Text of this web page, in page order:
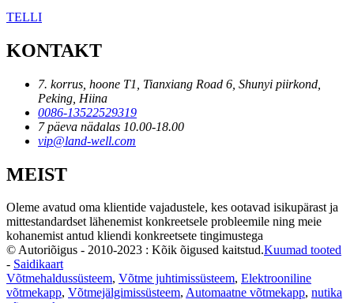
TELLI
KONTAKT
7. korrus, hoone T1, Tianxiang Road 6, Shunyi piirkond,
Peking, Hiina
0086-13522529319
7 päeva nädalas 10.00-18.00
vip@land-well.com
MEIST
Oleme avatud oma klientide vajadustele, kes ootavad isikupärast ja
mittestandardset lähenemist konkreetsele probleemile ning meie
kohanemist antud kliendi konkreetsete tingimustega
© Autoriõigus - 2010-2023 : Kõik õigused kaitstud.Kuumad tooted
- Saidikaart
Võtmehaldussüsteem, Võtme juhtimissüsteem, Elektrooniline
võtmekapp, Võtmejälgimissüsteem, Automaatne võtmekapp, nutika